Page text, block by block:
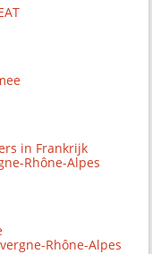
in Frankrijk
Rhône-Alpes
Rhône-Alpes